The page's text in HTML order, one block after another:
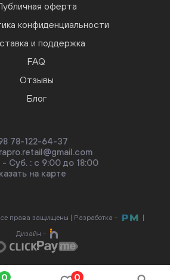
0 0
оферта
конфиденциальности
и поддержка
FAQ
Отзывы
Блог
78-122-64-37
- Суб. : с 9:00 до 18:00
на карте
права защищены | Разработка -
Дизайн -